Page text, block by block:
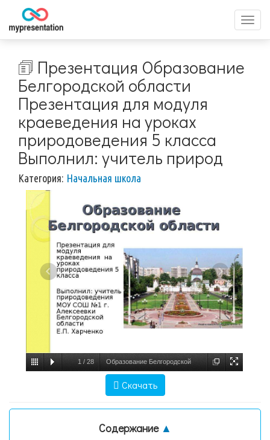
меню
🗊 Презентация Образование
Белгородской области
Презентация для модуля
краеведения на уроках
природоведения 5 класса
Выполнил: учитель природ
Категория: Начальная школа
1 / 28 Образование Белгородской
краеведения на уроках природоведения 5
№1
Скачать
Содержание ▲